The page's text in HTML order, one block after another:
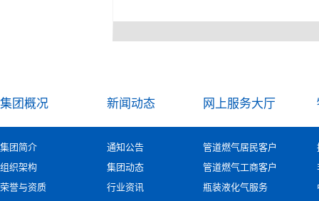
集团概况 新闻动态 网上服务大厅
集团简介
组织架构
荣誉与资质
通知公告
集团动态
行业资讯
管道燃气居民客户
管道燃气工商客户
瓶装液化气服务